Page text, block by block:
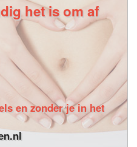
het is om af
en zonder je in het